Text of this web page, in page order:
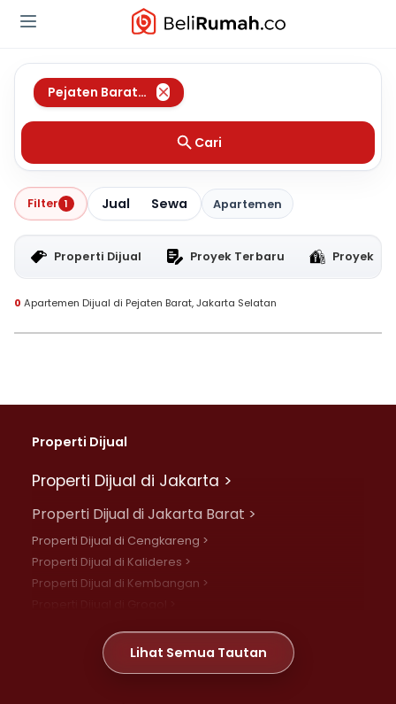
Pejaten Barat
,Jakarta Selatan
Cari
Filter 1 Jual Sewa Apartemen
Properti Dijual Proyek Terbaru Proyek
0 Apartemen Dijual di Pejaten Barat, Jakarta Selatan
Properti Dijual
Properti Dijual di Jakarta >
Properti Dijual di Jakarta Barat >
Properti Dijual di Cengkareng >
Properti Dijual di Kalideres >
Properti Dijual di Kembangan >
Properti Dijual di Meruya >
Properti Dijual di Jelambar >
Lihat Semua Tautan